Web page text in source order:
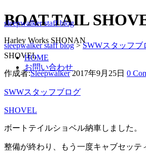
sleepwalker staff blog
Harley Works SHONAN
HOME
お問い合わせ
BOAT TAIL
sleepwalker staff blog>SWWスタッフブ
SHOVEL
作成者:Sleepwalker 2017年9月25日 0
SWWスタッフブログ
SHOVEL
ボートテイルショベル納車しました。
整備が終わり、もう一度キャブセッテ